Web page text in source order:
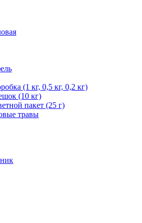
(1 кг, 0,5 кг, 0,2 кг)
(10 кг)
пакет (25 г)
травы